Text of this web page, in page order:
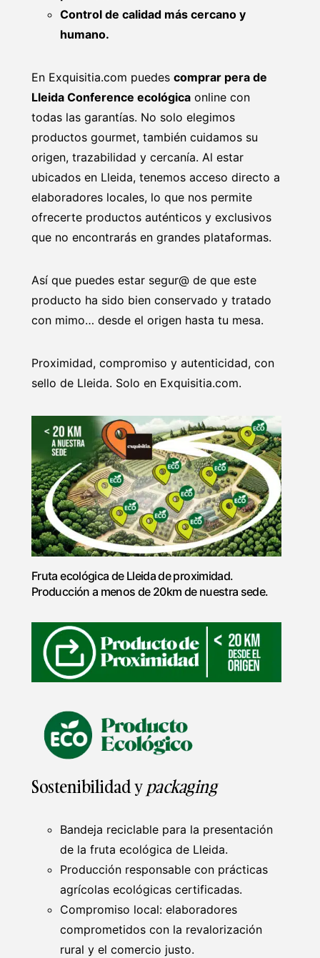
Control de calidad más cercano y
humano.
En Exquisitia.com puedes comprar pera de
Lleida Conference ecológica online con
todas las garantías. No solo elegimos
productos gourmet, también cuidamos su
origen, trazabilidad y cercanía. Al estar
ubicados en Lleida, tenemos acceso directo a
elaboradores locales, lo que nos permite
ofrecerte productos auténticos y exclusivos
que no encontrarás en grandes plataformas.
Así que puedes estar segur@ de que este
producto ha sido bien conservado y tratado
con mimo… desde el origen hasta tu mesa.
Proximidad, compromiso y autenticidad, con
sello de Lleida. Solo en Exquisitia.com.
Fruta ecológica de Lleida de proximidad.
Producción a menos de 20km de nuestra sede.
Sostenibilidad ypackaging
Bandeja reciclable para la presentación
de la fruta ecológica de Lleida.
Producción responsable con prácticas
agrícolas ecológicas certificadas.
Compromiso local: elaboradores
comprometidos con la revalorización
rural y el comercio justo.